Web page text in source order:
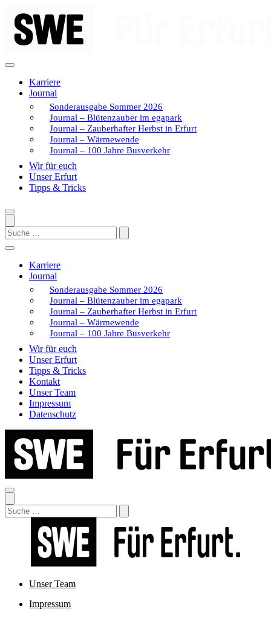
Inhalt
springen
Karriere
Journal
Sonderausgabe Sommer 2026
Journal – Blütenzauber im egapark
Journal – Zauberhafter Herbst in Erfurt
Journal – Wärmewende
Journal – 100 Jahre Busverkehr
Wir für euch
Unser Erfurt
Tipps & Tricks
Search
Karriere
Journal
Sonderausgabe Sommer 2026
Journal – Blütenzauber im egapark
Journal – Zauberhafter Herbst in Erfurt
Journal – Wärmewende
Journal – 100 Jahre Busverkehr
Wir für euch
Unser Erfurt
Tipps & Tricks
Kontakt
Unser Team
Impressum
Datenschutz
Search
Unser Team
Impressum